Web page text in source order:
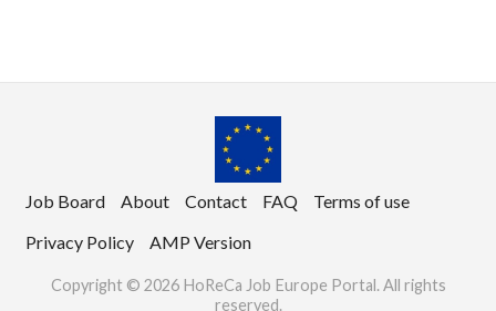
Job Board About Contact FAQ
Terms of use
Privacy Policy
AMP Version
Copyright © 2026 HoReCa Job Europe Portal. All rights
reserved.